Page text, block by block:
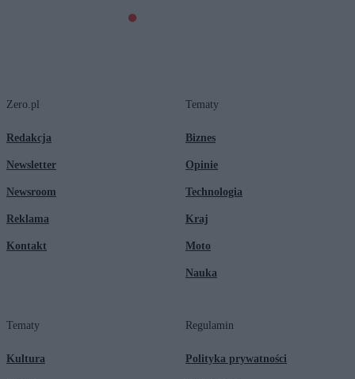
Zero.pl
Redakcja
Newsletter
Newsroom
Reklama
Kontakt
Tematy
Biznes
Opinie
Technologia
Kraj
Moto
Nauka
Tematy
Kultura
Regulamin
Polityka prywatności